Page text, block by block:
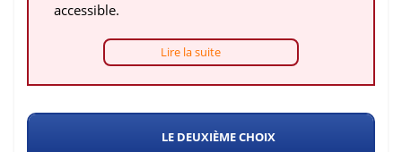
accessible.
Lire la suite
LE DEUXIÈME CHOIX